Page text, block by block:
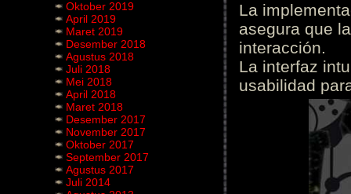
Oktober 2019
April 2019
Maret 2019
Desember 2018
Agustus 2018
Juli 2018
Mei 2018
April 2018
Maret 2018
Desember 2017
November 2017
Oktober 2017
September 2017
Agustus 2017
Juli 2014
La
asegura que
interacción.
La interfaz
usabilidad